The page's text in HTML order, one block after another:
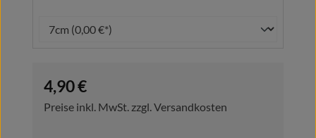
Regulärer Preis:
4,90 €
Preise inkl. MwSt. zzgl. Versandkosten